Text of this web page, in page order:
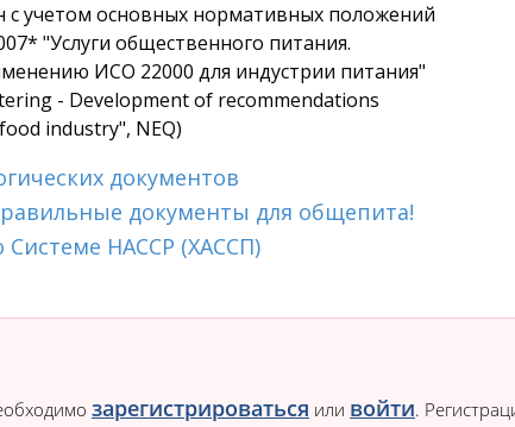
с учетом основных нормативных положений
"Услуги общественного питания.
ИСО 22000 для индустрии питания"
- Development of recommendations
industry", NEQ)
документов
документы для общепита!
HACCP (ХАССП)
зарегистрироваться или войти.